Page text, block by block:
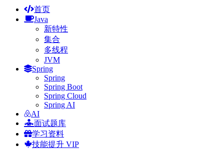
首页
Java
新特性
集合
多线程
JVM
Spring
Spring
Spring Boot
Spring Cloud
Spring AI
AI
面试题库
学习资料
技能提升 VIP